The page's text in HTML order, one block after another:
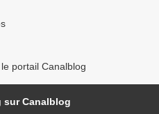
portail Canalblog
sur Canalblog